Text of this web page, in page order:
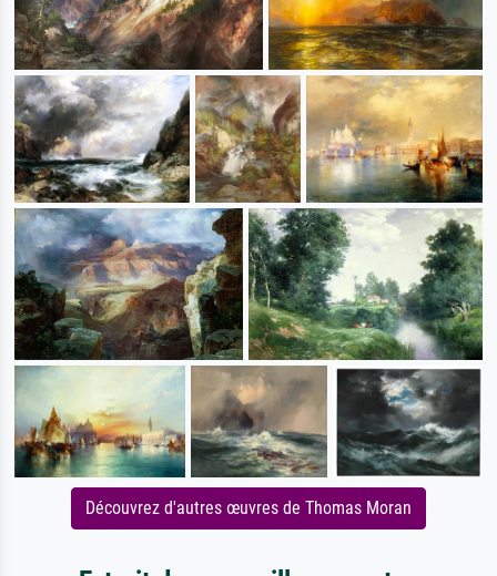
Découvrez d'autres œuvres de Thomas Moran